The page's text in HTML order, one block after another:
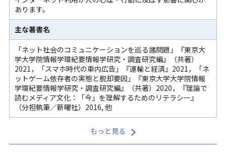
あります。
主な著書名
「ネット社会のコミュニケーションを巡る諸問題」『東京大
学大学院情報学環紀要情報学研究・調査研究編』（共著）
2021，「スマホ時代の車内広告」『運輸と経済』2021，「ネ
ットゲーム依存者の実態と脱却要因」『東京大学大学院情報
学環紀要情報学研究・調査研究編』（共著）2020，『理論で
読むメディア文化：「今」を理解するためのリテラシー』
（分担執筆／新曜社）2016, 他
もっと見る